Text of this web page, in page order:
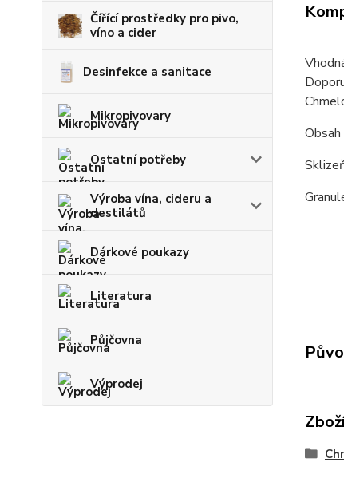
Čířící prostředky pro pivo,
víno a cider
Desinfekce a sanitace
Mikropivovary
Ostatní potřeby
Výroba vína, cideru a
destilátů
Dárkové poukazy
Literatura
Půjčovna
Výprodej